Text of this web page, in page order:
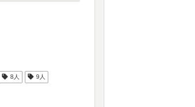
8人
9人